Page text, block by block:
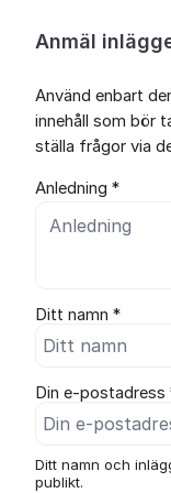
Anmäl
Använd enbart
innehåll som bör
ställa frågor via
Anledning *
Ditt namn *
Din e-postadress
Ditt namn och
publikt.